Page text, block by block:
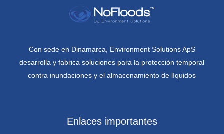
Con sede en Dinamarca, Environment Solutions ApS
desarrolla y fabrica soluciones para la protección temporal
contra inundaciones y el almacenamiento de líquidos
Enlaces importantes